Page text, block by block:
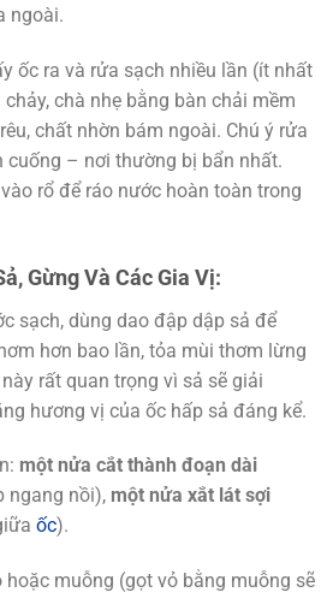
ngoài.
ốc ra và rửa sạch nhiều lần (ít nhất
chà nhẹ bằng bàn chải mềm
chất nhờn bám ngoài. Chú ý rửa
cuống – nơi thường bị bẩn nhất.
rổ để ráo nước hoàn toàn trong
Gừng Và Các Gia Vị:
sạch, dùng dao đập dập sả để
hơn bao lần, tỏa mùi thơm lừng
rất quan trọng vì sả sẽ giải
hương vị của ốc hấp sả đáng kể.
một nửa cắt thành đoạn dài
ngang nồi), một nửa xắt lát sợi
ốc).
hoặc muỗng (gọt vỏ bằng muỗng sẽ